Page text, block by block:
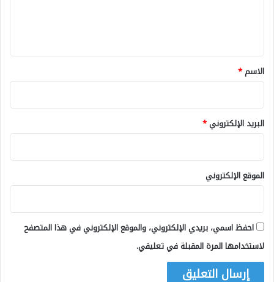
*
الاسم*
البريد الإلكتروني*
الموقع الإلكتروني
احفظ اسمي، بريدي الإلكتروني، والموقع الإلكتروني في هذا المتصفح
لاستخدامها المرة المقبلة في تعليقي.